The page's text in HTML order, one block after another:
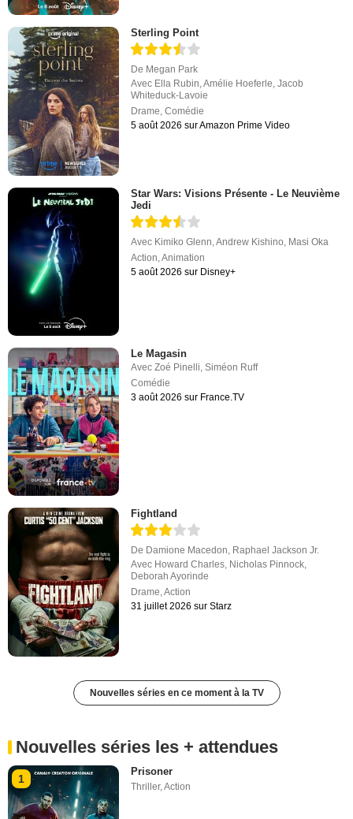
Sterling Point
De Megan Park
Avec Ella Rubin,Amélie Hoeferle,Jacob
Whiteduck-Lavoie
Drame,Comédie
5 août 2026 sur Amazon Prime Video
Star Wars: Visions Présente - Le Neuvième
Jedi
Avec Kimiko Glenn ,Andrew Kishino Masi Oka
Action ,Animation
5 août 2026 sur Disney+
Le Magasin
AvecZoé Pinelli,Siméon Ruff
Comédie
3 août 2026 sur France.TV
Fightland
De Damione Macedon, Raphael Jackson Jr.
Avec Howard Charles, Nicholas Pinnock,
Deborah Ayorinde
Drame,Action
31 juillet 2026 sur Starz
Nouvelles séries en ce moment à la TV
Nouvelles séries les + attendues
1
Prisoner
Thriller,Action